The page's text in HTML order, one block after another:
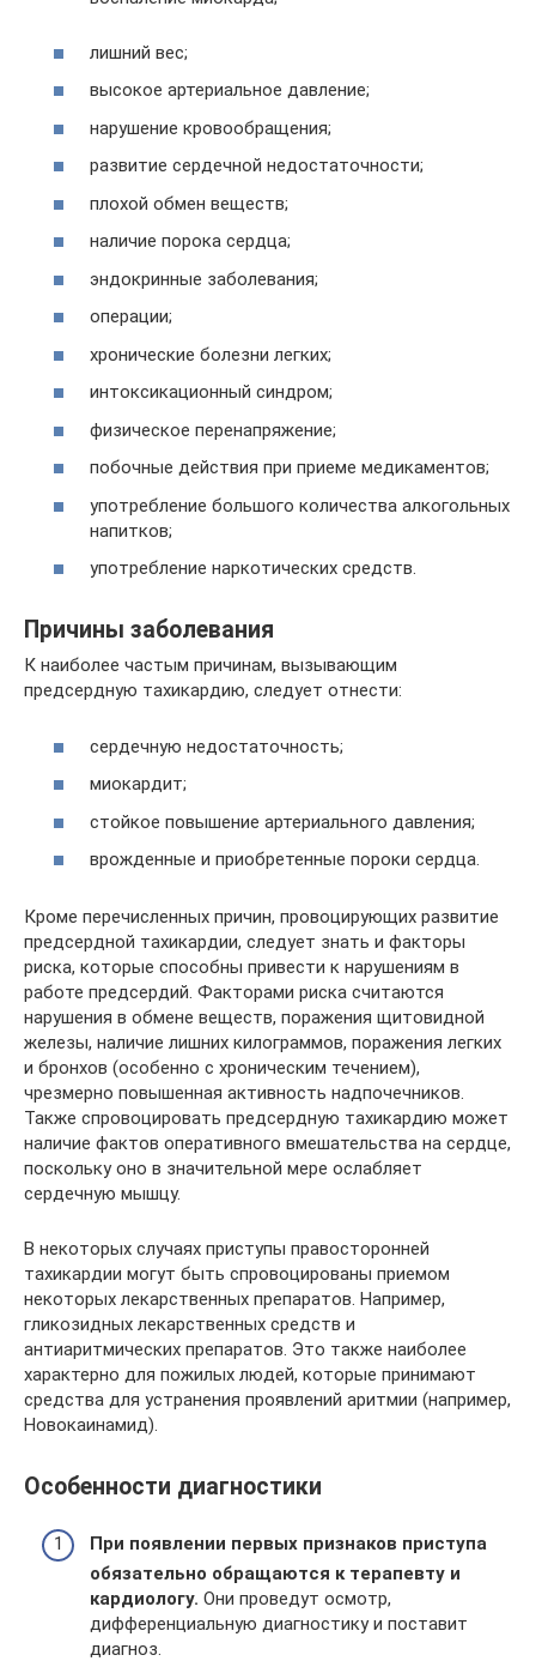
лишний вес;
высокое артериальное давление;
нарушение кровообращения;
развитие сердечной недостаточности;
плохой обмен веществ;
наличие порока сердца;
эндокринные заболевания;
операции;
хронические болезни легких;
интоксикационный синдром;
физическое перенапряжение;
побочные действия при приеме медикаментов;
употребление большого количества алкогольных
напитков;
употребление наркотических средств.
Причины заболевания
К наиболее частым причинам, вызывающим
предсердную тахикардию, следует отнести:
сердечную недостаточность;
миокардит;
стойкое повышение артериального давления;
врожденные и приобретенные пороки сердца.
Кроме перечисленных причин, провоцирующих развитие
предсердной тахикардии, следует знать и факторы
риска, которые способны привести к нарушениям в
работе предсердий. Факторами риска считаются
нарушения в обмене веществ, поражения щитовидной
железы, наличие лишних килограммов, поражения легких
и бронхов (особенно с хроническим течением),
чрезмерно повышенная активность надпочечников.
Также спровоцировать предсердную тахикардию может
наличие фактов оперативного вмешательства на сердце,
поскольку оно в значительной мере ослабляет
сердечную мышцу.
В некоторых случаях приступы правосторонней
тахикардии могут быть спровоцированы приемом
некоторых лекарственных препаратов. Например,
гликозидных лекарственных средств и
антиаритмических препаратов. Это также наиболее
характерно для пожилых людей, которые принимают
средства для устранения проявлений аритмии (например,
Новокаинамид).
Особенности диагностики
При появлении первых признаков приступа
обязательно обращаются к терапевту и
кардиологу. Они проведут осмотр,
дифференциальную диагностику и поставит
диагноз.